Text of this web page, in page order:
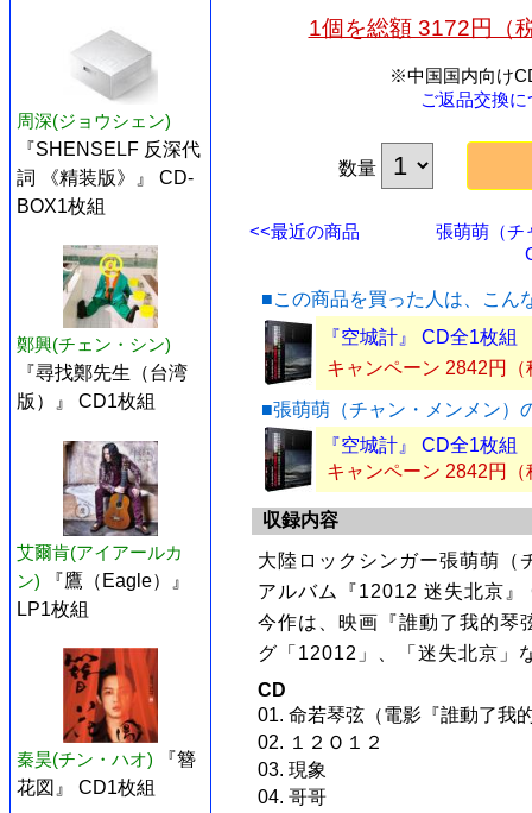
周深(ジョウシェン)
『SHENSELF 反深代
詞 《精装版》』 CD-
BOX1枚組
鄭興(チェン・シン)
『尋找鄭先生（台湾
版）』 CD1枚組
艾爾肯(アイアールカ
ン)
『鷹（Eagle）』
LP1枚組
秦昊(チン・ハオ)
『簪
花図』 CD1枚組
1個を総額 3172円（
※中国国内向け
ご返品交換
数量
<<最近の商品
張萌萌（チ
■この商品を買った人は、こん
『空城計』 CD全1枚組
キャンペーン 2842円（
■張萌萌（チャン・メンメン）
『空城計』 CD全1枚組
キャンペーン 2842円（
収録内容
大陸ロックシンガー張萌萌（
アルバム『12012 迷失北京
今作は、映画『誰動了我的琴
グ「12012」、「迷失北京」
CD
01. 命若琴弦（電影『誰動了我
02. １２Ｏ１２
03. 現象
04. 哥哥